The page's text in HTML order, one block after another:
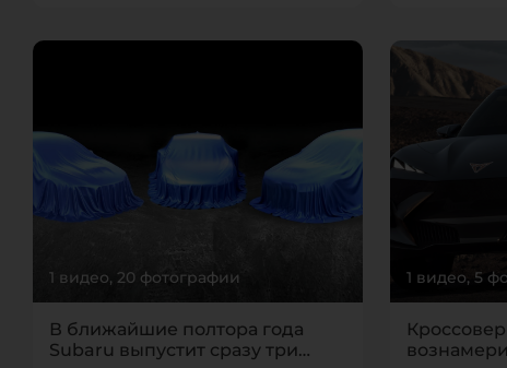
1 видео, 20 фотографии
В ближайшие полтора года
Subaru выпустит сразу три
1 видео, 5